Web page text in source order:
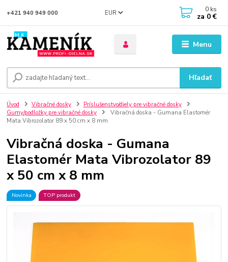
Menu
EUR
Hľadať
+421 940 949 000 0 ks
za 0 €
Úvod Vibračné dosky
Príslušenstvo/diely pre vibračné dosky
Gumy/podložky pre vibračné dosky
Vibračná doska - Gumana Elastomér
Mata Vibrozolator 89 x 50 cm x 8 mm
Vibračná doska - Gumana
Elastomér Mata Vibrozolator 89
x 50 cm x 8 mm
Novinka TOP produkt